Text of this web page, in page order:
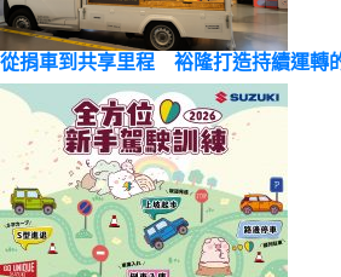
從捐車到共享里程 裕隆打造持續運轉